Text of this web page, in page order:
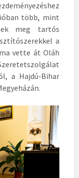
több, mint
meg tartós
a
vette át Oláh
a Hajdú-Bihar